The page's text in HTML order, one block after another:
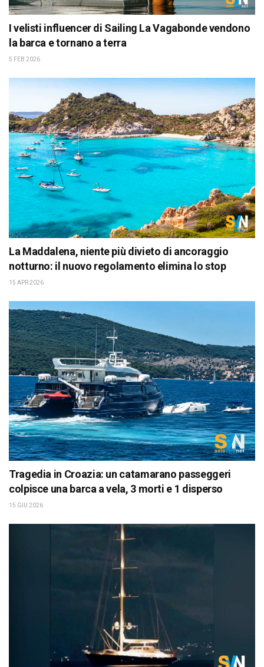
I velisti influencer di Sailing La Vagabonde vendono
la barca e tornano a terra
5 FEB 2026
La Maddalena, niente più divieto di ancoraggio
notturno: il nuovo regolamento elimina lo stop
15 APR 2026
Tragedia in Croazia: un catamarano passeggeri
colpisce una barca a vela, 3 morti e 1 disperso
15 GIU 2026